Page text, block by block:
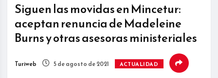
Siguen las movidas en Mincetur:
aceptan renuncia de Madeleine
Burns y otras asesoras ministeriales
Turiweb 5 de agosto de 2021 ACTUALIDAD